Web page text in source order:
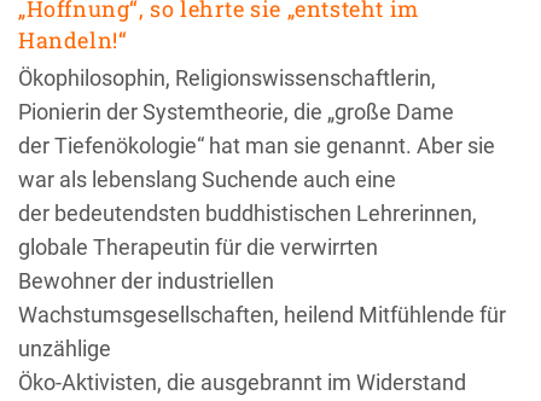
„Hoffnung“, so lehrte sie „entsteht im
Handeln!“
Ökophilosophin, Religionswissenschaftlerin,
Pionierin der Systemtheorie, die „große Dame
der Tiefenökologie“ hat man sie genannt. Aber sie
war als lebenslang Suchende auch eine
der bedeutendsten buddhistischen Lehrerinnen,
globale Therapeutin für die verwirrten
Bewohner der industriellen
Wachstumsgesellschaften, heilend Mitfühlende für
unzählige
Öko-Aktivisten, die ausgebrannt im Widerstand